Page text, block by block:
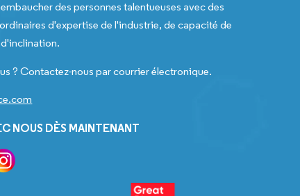
des personnes talentueuses avec des
d'expertise de l'industrie, de capacité de
? Contactez-nous par courrier électronique.
NOUS DÈS MAINTENANT